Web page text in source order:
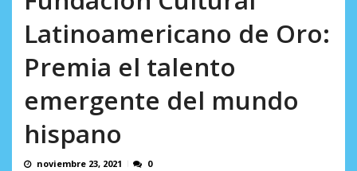
Latinoamericano de Oro:
Premia el talento
emergente del mundo
hispano
noviembre 23, 2021 0